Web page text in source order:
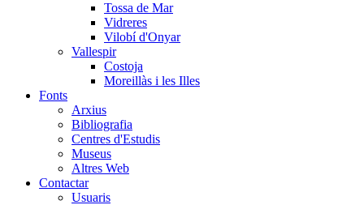
Tossa de Mar
Vidreres
Vilobí d'Onyar
Vallespir
Costoja
Moreillàs i les Illes
Fonts
Arxius
Bibliografia
Centres d'Estudis
Museus
Altres Web
Contactar
Usuaris